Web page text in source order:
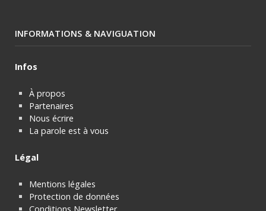
INFORMATIONS & NAVIGUATION
Infos
À propos
Partenaires
Nous écrire
La parole est à vous
Légal
Mentions légales
Protection de données
Conditions Newsletter